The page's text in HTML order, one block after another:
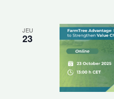
JEU
23